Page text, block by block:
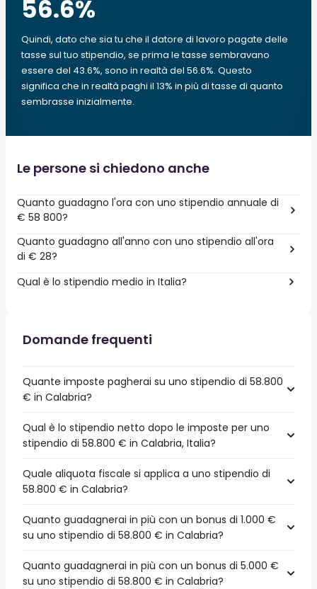
56.6%
Quindi, dato che sia tu che il datore di lavoro pagate delle
tasse sul tuo stipendio, se prima le tasse sembravano
essere del 43.6%, sono in realtà del 56.6%. Questo
significa che in realtà paghi il 13% in più di tasse di quanto
sembrasse inizialmente.
Le persone si chiedono anche
Quanto guadagno l'ora con uno stipendio annuale di
€ 58 800?
Quanto guadagno all'anno con uno stipendio all'ora
di € 28?
Qual è lo stipendio medio in Italia?
Domande frequenti
Quante imposte pagherai su uno stipendio di 58.800
€ in Calabria?
Qual è lo stipendio netto dopo le imposte per uno
stipendio di 58.800 € in Calabria, Italia?
Quale aliquota fiscale si applica a uno stipendio di
58.800 € in Calabria?
Quanto guadagnerai in più con un bonus di 1.000 €
su uno stipendio di 58.800 € in Calabria?
Quanto guadagnerai in più con un bonus di 5.000 €
su uno stipendio di 58.800 € in Calabria?